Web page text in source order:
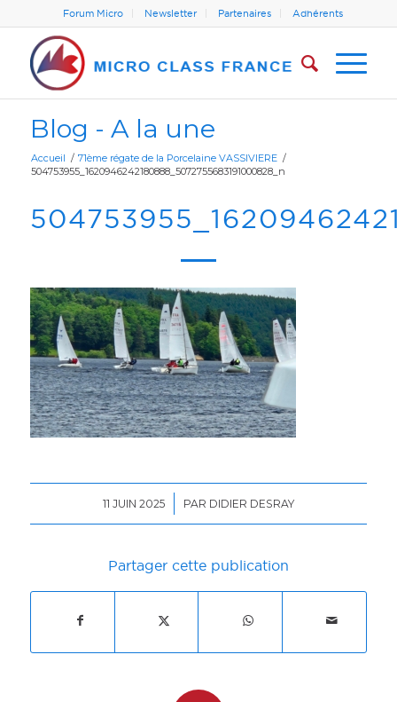
Forum Micro Newsletter Partenaires Adhérents
Blog - A la une
Accueil / 71ème régate de la Porcelaine VASSIVIERE /
504753955_1620946242180888_5072755683191000828_n
11 JUIN 2025
/ PAR DIDIER DESRAY
Partager cette publication